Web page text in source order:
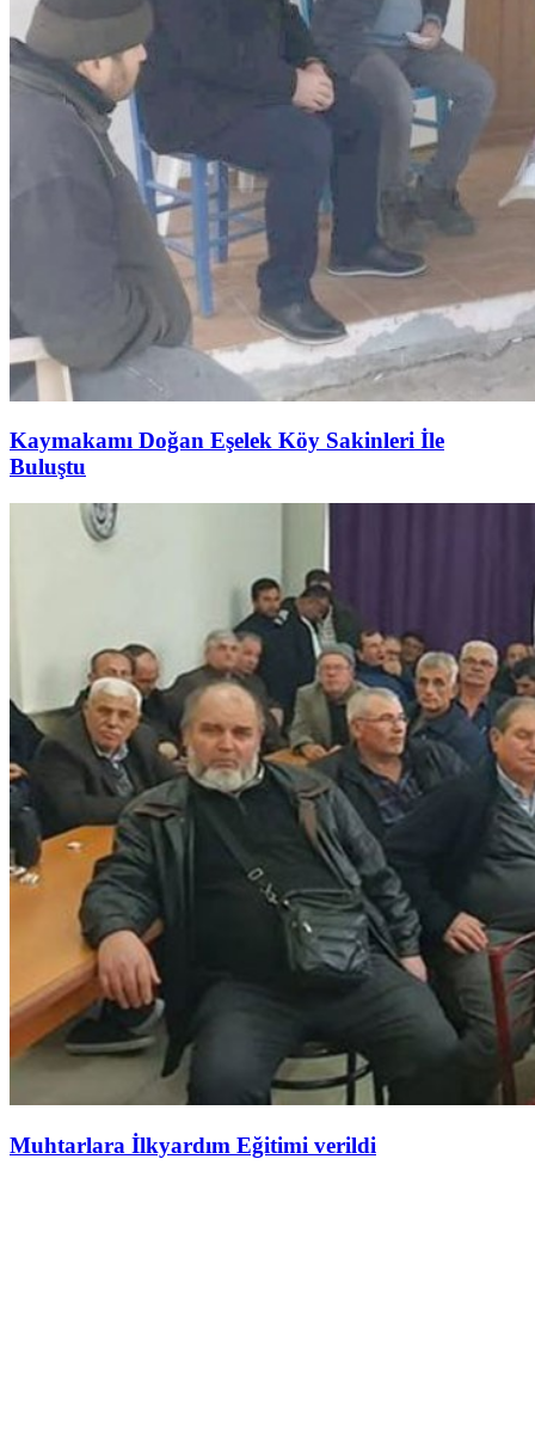
Kaymakamı Doğan Eşelek Köy Sakinleri İle
Buluştu
Muhtarlara İlkyardım Eğitimi verildi